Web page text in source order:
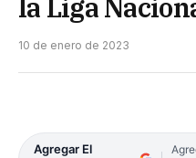
la Liga
10 de enero de 2023
Agregar El